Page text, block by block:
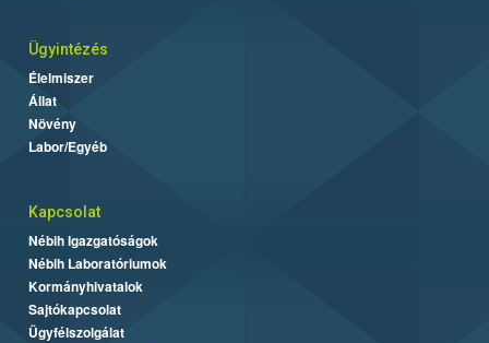
Ügyintézés
Élelmiszer
Állat
Növény
Labor/Egyéb
Kapcsolat
Nébih Igazgatóságok
Nébih Laboratóriumok
Kormányhivatalok
Sajtókapcsolat
Ügyfélszolgálat